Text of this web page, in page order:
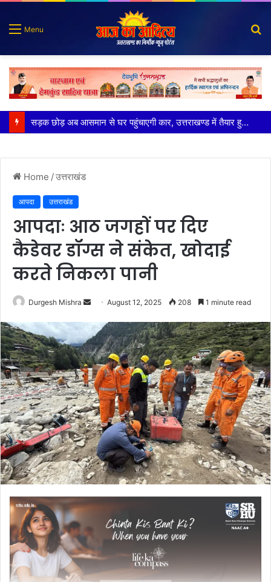
Menu
पुलिस मुठभेड़ में गोली लगने से घायल शातिर बदमाश गिरफ्तार
Home /उत्तराखंड
आपदा उत्तराखंड
आपदाः आठ जगहों पर दिए
कैडेवर डॉग्स ने संकेत, खोदाई
करते निकला पानी
Durgesh Mishra
Send
email
August 12, 2025 208 1 minute read